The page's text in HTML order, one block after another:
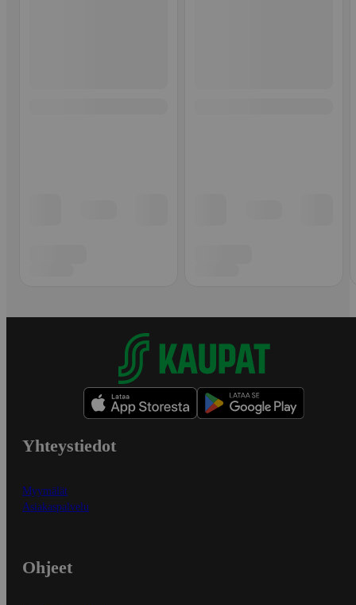
Yhteystiedot
Myymälät
Asiakaspalvelu
Ohjeet